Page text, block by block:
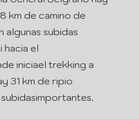
km de camino de
algunas subidas
hacia el
iniciael trekking a
31 km de ripio